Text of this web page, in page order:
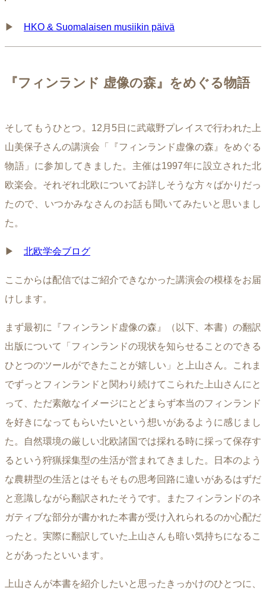
▶︎ HKO & Suomalaisen musiikin päivä
『フィンランド 虚像の森』をめぐる物語
そしてもうひとつ。12月5日に武蔵野プレイスで行われた上
山美保子さんの講演会「『フィンランド虚像の森』をめぐる
物語」に参加してきました。主催は1997年に設立された北
欧楽会。それぞれ北欧についてお詳しそうな方々ばかりだっ
たので、いつかみなさんのお話も聞いてみたいと思いまし
た。
▶︎ 北欧学会ブログ
ここからは配信ではご紹介できなかった講演会の模様をお届
けします。
まず最初に『フィンランド虚像の森』（以下、本書）の翻訳
出版について「フィンランドの現状を知らせることのできる
ひとつのツールができたことが嬉しい」と上山さん。これま
でずっとフィンランドと関わり続けてこられた上山さんにと
って、ただ素敵なイメージにとどまらず本当のフィンランド
を好きになってもらいたいという想いがあるように感じまし
た。自然環境の厳しい北欧諸国では採れる時に採って保存す
るという狩猟採集型の生活が営まれてきました。日本のよう
な農耕型の生活とはそもそもの思考回路に違いがあるはずだ
と意識しながら翻訳されたそうです。またフィンランドのネ
ガティブな部分が書かれた本書が受け入れられるのか心配だ
ったと。実際に翻訳していた上山さんも暗い気持ちになるこ
とがあったといいます。
上山さんが本書を紹介したいと思ったきっかけのひとつに、